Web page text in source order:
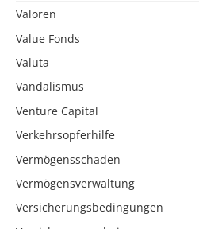
Valoren
Value Fonds
Valuta
Vandalismus
Venture Capital
Verkehrsopferhilfe
Vermögensschaden
Vermögensverwaltung
Versicherungsbedingungen